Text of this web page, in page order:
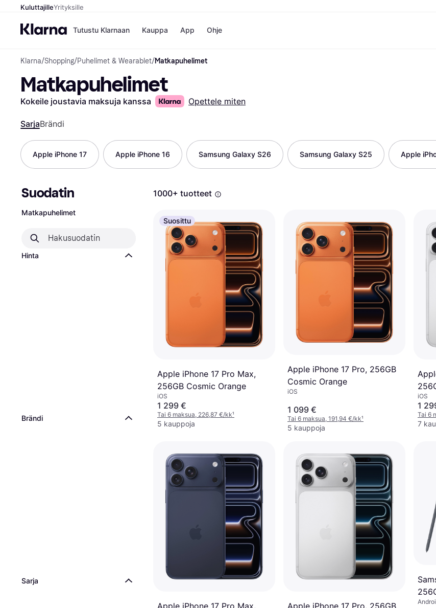
KuluttajilleYrityksille
Tutustu Klarnaan
Maksa 30 päivän
kuluessa
Kauppa
Kaupat
H&M
Peten Koiratarvike
Kauppahakemisto
Tietotekniikka
Tee se itse
Kirjat, Elokuvat ja Musiikki
App Ohje
Klarna/Shopping/Puhelimet & Wearablet/Matkapuhelimet
Matkapuhelimet
Kokeile joustavia maksuja kanssa Opettele miten
SarjaBrändi
Apple iPhone 17 Apple iPhone 16 Samsung Galaxy S26 Samsung Galaxy S25 Apple
Suodatin
Matkapuhelimet
Hinta
Brändi
Sarja
1000+ tuotteet
Suosittu
Apple iPhone 17 Pro Max,
256GB Cosmic Orange
iOS
1 299 €
Tai 6 maksua, 226,87 €/kk¹
5 kauppoja
Apple iPhone 17 Pro, 256GB
Cosmic Orange
iOS
1 099 €
Tai 6 maksua, 191,94 €/kk¹
5 kauppoja
iOS
1
Tai 6
7
Apple iPhone 17 Pro Max,
Apple iPhone 17 Pro, 256GB